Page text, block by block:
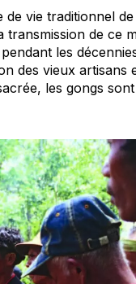
vie traditionnel
de ce
les
des vieux artisans
les gongs